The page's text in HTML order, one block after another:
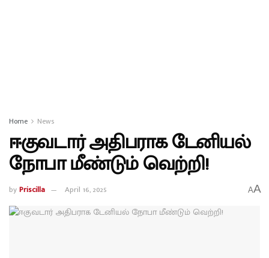
Home News
ஈகுவடார் அதிபராக டேனியல்
நோபா மீண்டும் வெற்றி!
byPriscilla April 16, 2025 AA